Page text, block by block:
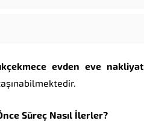
evden eve nakliyat
Süreç Nasıl İlerler?